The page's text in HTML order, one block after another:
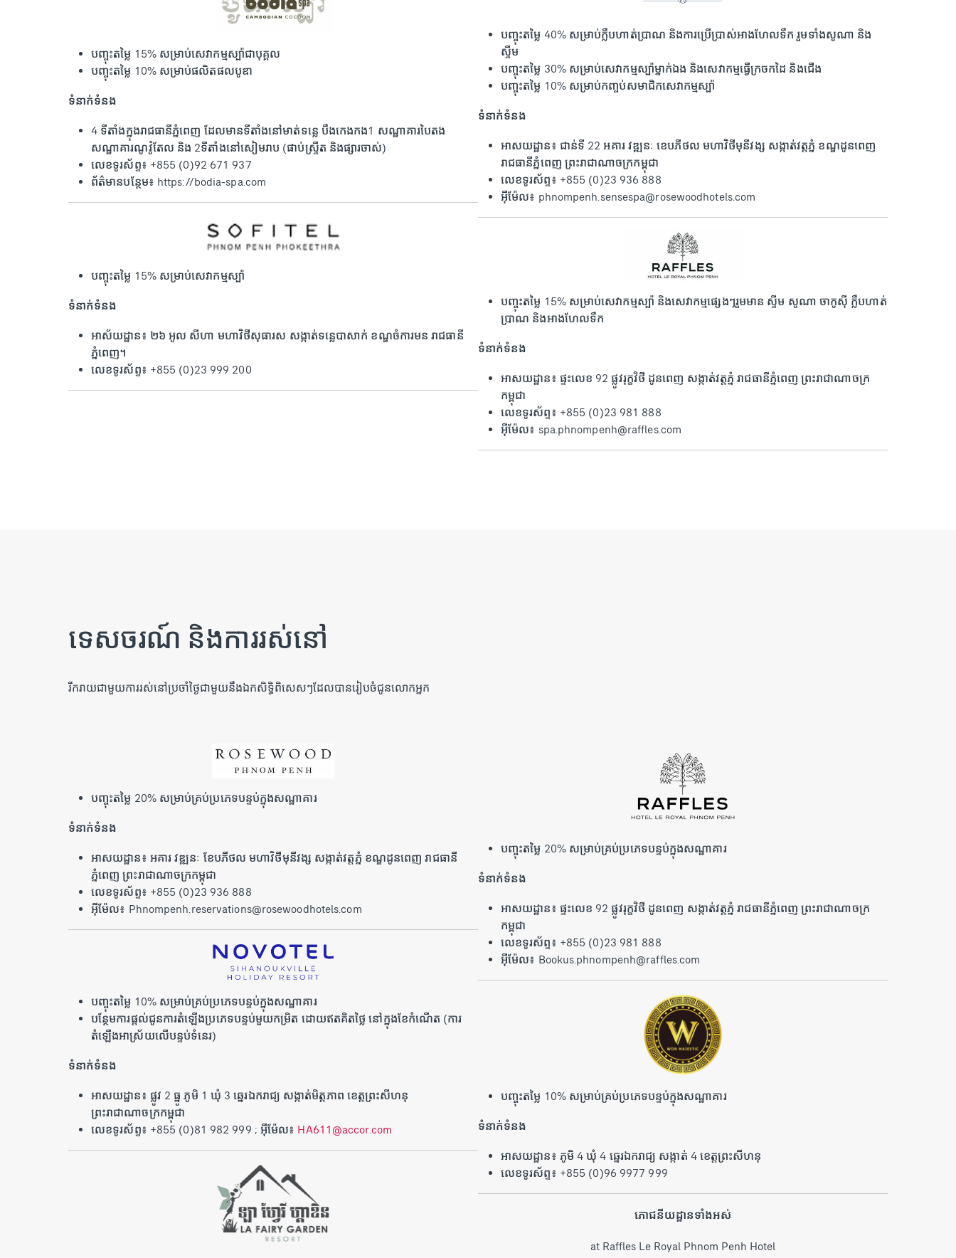
បញ្ចុះតម្លៃ 15% សម្រាប់សេវាកម្មស្ប៉ាជាបុគ្គល
បញ្ចុះតម្លៃ 10% សម្រាប់ផលិតផលបូឌា
ទំនាក់ទំនង
4 ទីតាំងក្នុងរាជធានីភ្នំពេញ ដែលមានទីតាំងនៅមាត់ទន្លេ បឹងកេងកង1 សណ្ឋាគារបៃតង
សណ្ឋាគារណូវ៉ូតែល និង 2ទីតាំងនៅសៀមរាប (ផាប់ស្ទ្រីត និងផ្សារចាស់)
លេខទូរស័ព្ទ៖ +855 (0)92 671 937
ព័ត៌មានបន្ថែម៖ https://bodia-spa.com
បញ្ចុះតម្លៃ 15% សម្រាប់សេវាកម្មស្ប៉ា
ទំនាក់ទំនង
អាស័យដ្ឋាន៖ ២៦ អូល សីហា មហាវិថីសុធារស សង្កាត់ទន្លេបាសាក់ ខណ្ឌចំការមន រាជធានី
ភ្នំពេញ។
លេខទូរស័ព្ទ៖ +855 (0)23 999 200
បញ្ចុះតម្លៃ 40% សម្រាប់ក្លឹបហាត់ប្រាណ និងការប្រើប្រាស់អាងហែលទឹក រួមទាំងសូណា និង
ស្ទីម
បញ្ចុះតម្លៃ 30% សម្រាប់សេវាកម្មស្ប៉ាម្នាក់ឯង និងសេវាកម្មធ្វើក្រចកដៃ និងជើង
បញ្ចុះតម្លៃ 10% សម្រាប់កញ្ចប់សមាជិកសេវាកម្មស្ប៉ា
ទំនាក់ទំនង
អាសយដ្ឋាន៖ ជាន់ទី 22 អគារ វឌ្ឍនៈ ខេបភីថល មហាវិថីមុនីវង្ស សង្កាត់វត្តភ្នំ ខណ្ឌដូនពេញ
រាជធានីភ្នំពេញ ព្រះរាជាណាចក្រកម្ពុជា
លេខទូរស័ព្ទ៖ +855 (0)23 936 888
អ៊ីម៉ែល៖ phnompenh.sensespa@rosewoodhotels.com
បញ្ចុះតម្លៃ 15% សម្រាប់សេវាកម្មស្ប៉ា និងសេវាកម្មផ្សេងៗរួមមាន ស្ទីម សូណា ចាកូស៊ី ក្លឹបហាត់
ប្រាណ និងអាងហែលទឹក
ទំនាក់ទំនង
អាសយដ្ឋាន៖ ផ្ទះលេខ 92 ផ្លូវរុក្ខវិថី ដូនពេញ សង្កាត់វត្តភ្នំ រាជធានីភ្នំពេញ ព្រះរាជាណាចក្រ
កម្ពុជា
លេខទូរស័ព្ទ៖ +855 (0)23 981 888
អ៊ីម៉ែល៖ spa.phnompenh@raffles.com
ទេសចរណ៍ និងការរស់នៅ
រីករាយជាមួយការរស់នៅប្រចាំថ្ងៃជាមួយនឹងឯកសិទ្ធិពិសេសៗដែលបានរៀបចំជូនលោកអ្នក
បញ្ចុះតម្លៃ 20% សម្រាប់គ្រប់ប្រភេទបន្ទប់ក្នុងសណ្ឋាគារ
ទំនាក់ទំនង
អាសយដ្ឋាន៖ អគារ វឌ្ឍនៈ ខែបភីថល មហាវិថីមុនីវង្ស សង្កាត់វត្តភ្នំ ខណ្ឌដូនពេញ រាជធានី
ភ្នំពេញ ព្រះរាជាណាចក្រកម្ពុជា
លេខទូរស័ព្ទ៖ +855 (0)23 936 888
អ៊ីម៉ែល៖ Phnompenh.reservations@rosewoodhotels.com
បញ្ចុះតម្លៃ 10% សម្រាប់គ្រប់ប្រភេទបន្ទប់ក្នុងសណ្ឋាគារ
​​​​​​បន្ថែមការផ្តល់ជូនការតំឡើងប្រភេទបន្ទប់មួយកម្រិត ដោយឥតគិតថ្លៃ នៅក្នុងខែកំណើត (ការ
តំឡើងអាស្រ័យលើបន្ទប់ទំនេរ)
ទំនាក់ទំនង
អាសយដ្ឋាន៖ ផ្លូវ 2 ធ្នូ ភូមិ 1 ឃុំ 3 ឆ្នេរឯករាជ្យ សង្កាត់មិត្តភាព ខេត្តព្រះសីហនុ
ព្រះរាជាណាចក្រកម្ពុជា
លេខទូរស័ព្ទ៖ +855 (0)81 982 999 ; អ៊ីម៉ែល៖ HA611@accor.com
បញ្ចុះតម្លៃ 20% សម្រាប់គ្រប់ប្រភេទបន្ទប់ក្នុងសណ្ឋាគារ
ទំនាក់ទំនង
អាសយដ្ឋាន៖ ផ្ទះលេខ 92 ផ្លូវរុក្ខវិថី ដូនពេញ សង្កាត់វត្តភ្នំ រាជធានីភ្នំពេញ ព្រះរាជាណាចក្រ
កម្ពុជា
លេខទូរស័ព្ទ៖ +855 (0)23 981 888
អ៊ីម៉ែល៖ Bookus.phnompenh@raffles.com
បញ្ចុះតម្លៃ 10% សម្រាប់គ្រប់ប្រភេទបន្ទប់ក្នុងសណ្ឋាគារ
ទំនាក់ទំនង
អាសយដ្ឋាន៖ ភូមិ 4 ឃុំ 4 ឆ្នេរឯករាជ្យ សង្កាត់ 4 ខេត្តព្រះសីហនុ
លេខទូរស័ព្ទ៖ +855 (0)96 9977 999
ភោជនីយដ្ឋានទាំងអស់
at Raffles Le Royal Phnom Penh Hotel